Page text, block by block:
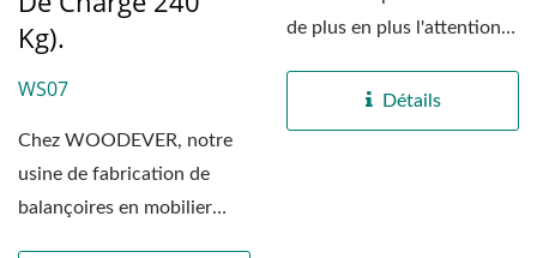
Kg).
WS07
Chez WOODEVER, notre
usine de fabrication de
balançoires en mobilier
de plus en plus l'attention
Détails